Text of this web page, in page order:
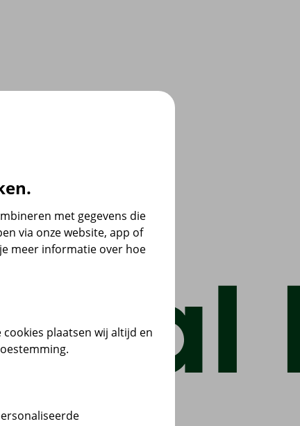
met gegevens die
via onze website, app of
meer informatie over hoe
plaatsen wij altijd en